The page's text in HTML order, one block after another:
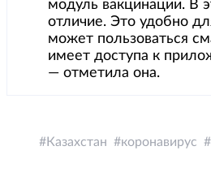
модуль вакцинации. В
отличие. Это удобно
может пользоваться
имеет доступа к
— отметила она.
Казахстан коронавирус